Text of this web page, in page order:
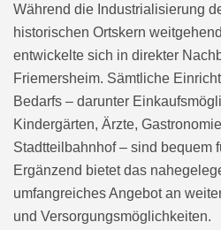
Während die Industrialisierung
historischen Ortskern
entwickelte sich in direkter
Friemersheim. Sämtliche
Bedarfs – darunter
Kindergärten, Ärzte,
Stadtteilbahnhof – sind bequem
Ergänzend bietet das
umfangreiches Angebot an
und Versorgungsmöglichkeiten.